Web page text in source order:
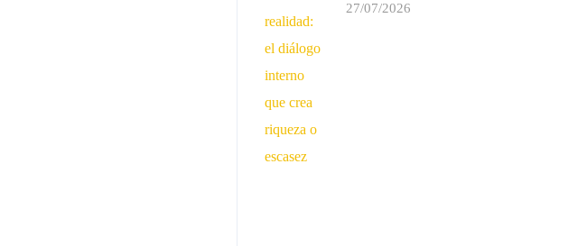
27/07/2026